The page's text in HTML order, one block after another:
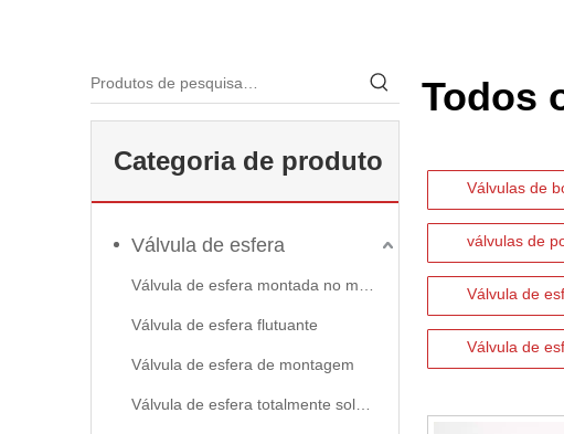
Categoria de produto
Válvula de esfera
Válvula de esfera flutuante
Válvula de esfera de montagem
Todos
Válvulas de
válvulas de
Válvula de
Válvula de